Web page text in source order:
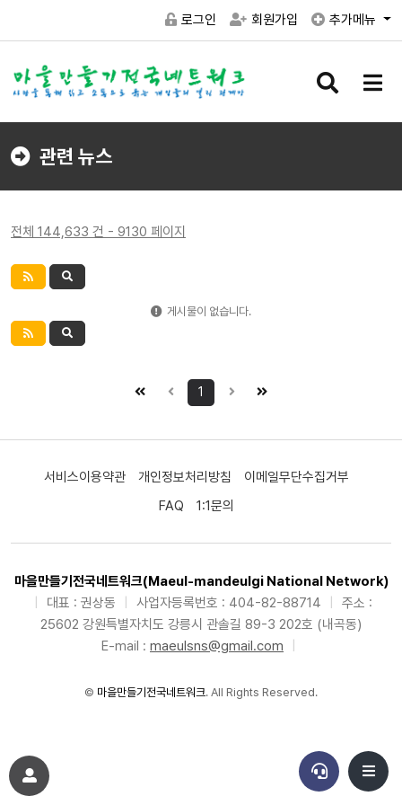
로그인 회원가입 추가메뉴
검
버
메
버
관련 뉴스
전체 144,633 건 - 9130 페이지
게시물이 없습니다.
1
서비스이용약관 개인정보처리방침
이메일무단수집거부
FAQ
1:1문의
마을만들기전국네트워크(Maeul-mandeulgi National Network)
대표 : 권상동 사업자등록번호 : 404-82-88714
주소 :
25602 강원특별자치도 강릉시 관솔길 89-3 202호 (내곡동)
E-mail : maeulsns@gmail.com
© 마을만들기전국네트워크. All Rights Reserved.